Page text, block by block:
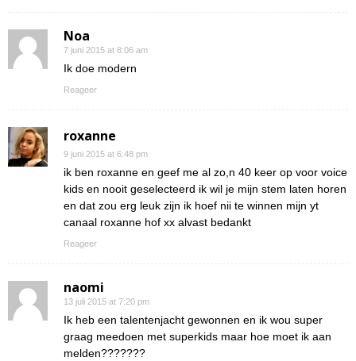
Noa
7 juni 2015 at 8:06 am
Ik doe modern
Reageer
roxanne
9 juni 2015 at 6:48 pm
ik ben roxanne en geef me al zo,n 40 keer op voor voice
kids en nooit geselecteerd ik wil je mijn stem laten horen
en dat zou erg leuk zijn ik hoef nii te winnen mijn yt
canaal roxanne hof xx alvast bedankt
Reageer
naomi
13 juli 2015 at 7:20 pm
Ik heb een talentenjacht gewonnen en ik wou super
graag meedoen met superkids maar hoe moet ik aan
melden???????